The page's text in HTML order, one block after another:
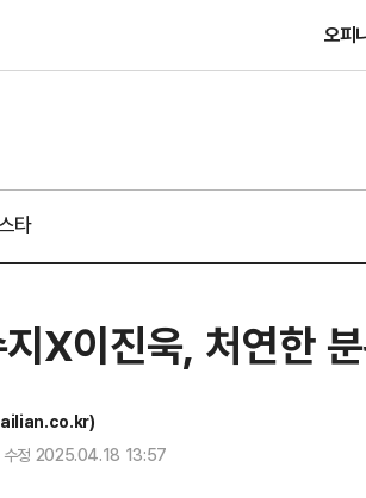
오피
타
X이진욱, 처연한
정 2025.04.18 13:57